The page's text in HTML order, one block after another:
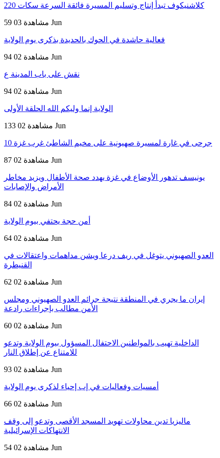
كلاشنيكوف تبدأ إنتاج وتسليم المسيرة فائقة السرعة سكات 220
59 مشاهدة 03 Jun
فعالية حاشدة في الحوك بالحديدة بذكرى يوم الولاية
94 مشاهدة 02 Jun
نقش على باب المدينة ع
94 مشاهدة 02 Jun
الولاية إنما وليكم الله الحلقة الأولى
133 مشاهدة 02 Jun
10 جرحى في غارة لمسيرة صهيونية على مخيم الشاطئ غرب غزة
87 مشاهدة 02 Jun
يونيسف تدهور الأوضاع في غزة يهدد صحة الأطفال ويزيد مخاطر
الأمراض والإصابات
84 مشاهدة 02 Jun
أمن حجة يحتفي بيوم الولاية
64 مشاهدة 02 Jun
العدو الصهيوني يتوغل في ريف درعا ويشن مداهمات واعتقالات في
القنيطرة
62 مشاهدة 02 Jun
إيران ما يجري في المنطقة نتيجة جرائم العدو الصهيوني ومجلس
الأمن مطالب بإجراءات رادعة
60 مشاهدة 02 Jun
الداخلية تهيب بالمواطنين الاحتفال المسؤول بيوم الولاية وتدعو
للامتناع عن إطلاق النار
93 مشاهدة 02 Jun
أمسيات وفعاليات في إب إحياء لذكرى يوم الولاية
66 مشاهدة 02 Jun
ماليزيا تدين محاولات تهويد المسجد الأقصى وتدعو إلى وقف
الانتهاكات الإسرائيلية
54 مشاهدة 02 Jun